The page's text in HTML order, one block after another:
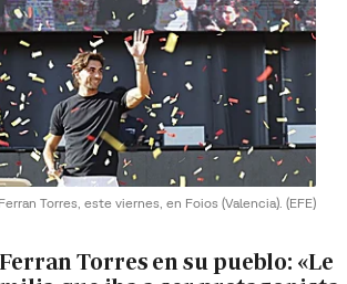
Ferran Torres, este viernes, en Foios (Valencia). (EFE)
Torres en su pueblo: «Le